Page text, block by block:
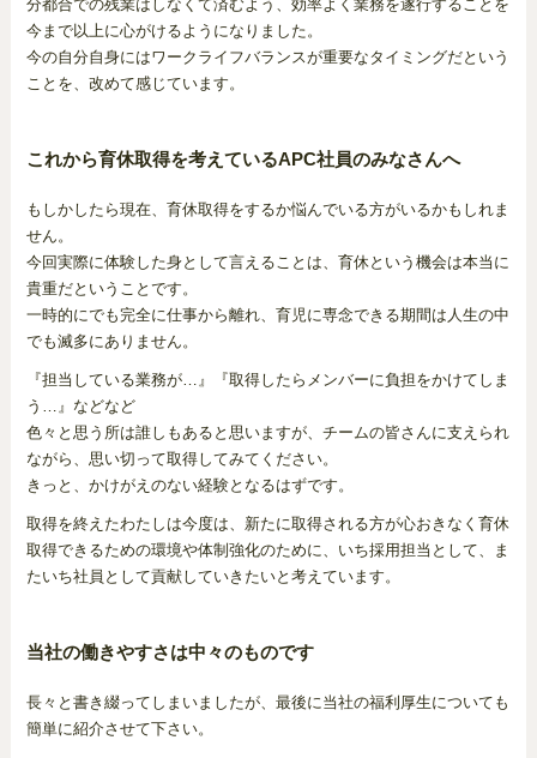
分都合での残業はしなくて済むよう、効率よく業務を遂行することを
今まで以上に心がけるようになりました。
今の自分自身にはワークライフバランスが重要なタイミングだという
ことを、改めて感じています。
これから育休取得を考えているAPC社員のみなさんへ
もしかしたら現在、育休取得をするか悩んでいる方がいるかもしれま
せん。
今回実際に体験した身として言えることは、育休という機会は本当に
貴重だということです。
一時的にでも完全に仕事から離れ、育児に専念できる期間は人生の中
でも滅多にありません。
『担当している業務が…』『取得したらメンバーに負担をかけてしま
う…』などなど
色々と思う所は誰しもあると思いますが、チームの皆さんに支えられ
ながら、思い切って取得してみてください。
きっと、かけがえのない経験となるはずです。
取得を終えたわたしは今度は、新たに取得される方が心おきなく育休
取得できるための環境や体制強化のために、いち採用担当として、ま
たいち社員として貢献していきたいと考えています。
当社の働きやすさは中々のものです
長々と書き綴ってしまいましたが、最後に当社の福利厚生についても
簡単に紹介させて下さい。